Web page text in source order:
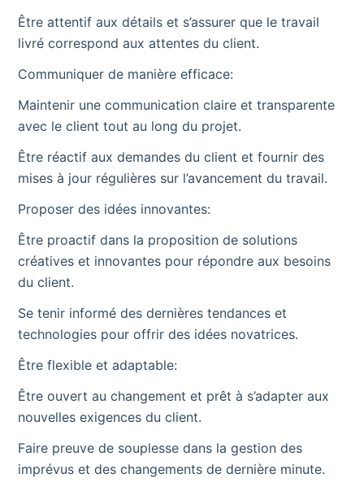
Être attentif aux détails et s’assurer que le travail
livré correspond aux attentes du client.
Communiquer de manière efficace:
Maintenir une communication claire et transparente
avec le client tout au long du projet.
Être réactif aux demandes du client et fournir des
mises à jour régulières sur l’avancement du travail.
Proposer des idées innovantes:
Être proactif dans la proposition de solutions
créatives et innovantes pour répondre aux besoins
du client.
Se tenir informé des dernières tendances et
technologies pour offrir des idées novatrices.
Être flexible et adaptable:
Être ouvert au changement et prêt à s’adapter aux
nouvelles exigences du client.
Faire preuve de souplesse dans la gestion des
imprévus et des changements de dernière minute.